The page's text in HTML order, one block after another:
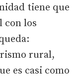
tiene que
con los
rural,
es casi como